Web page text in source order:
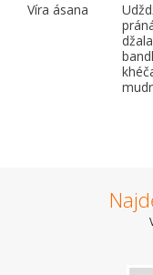
Víra ásana